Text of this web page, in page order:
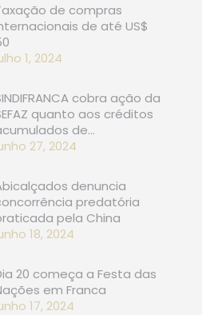
de compras
de até US$
1, 2024
cobra ação da
quanto aos créditos
de…
27, 2024
denuncia
predatória
pela China
18, 2024
20 começa a Festa das
em Franca
17, 2024